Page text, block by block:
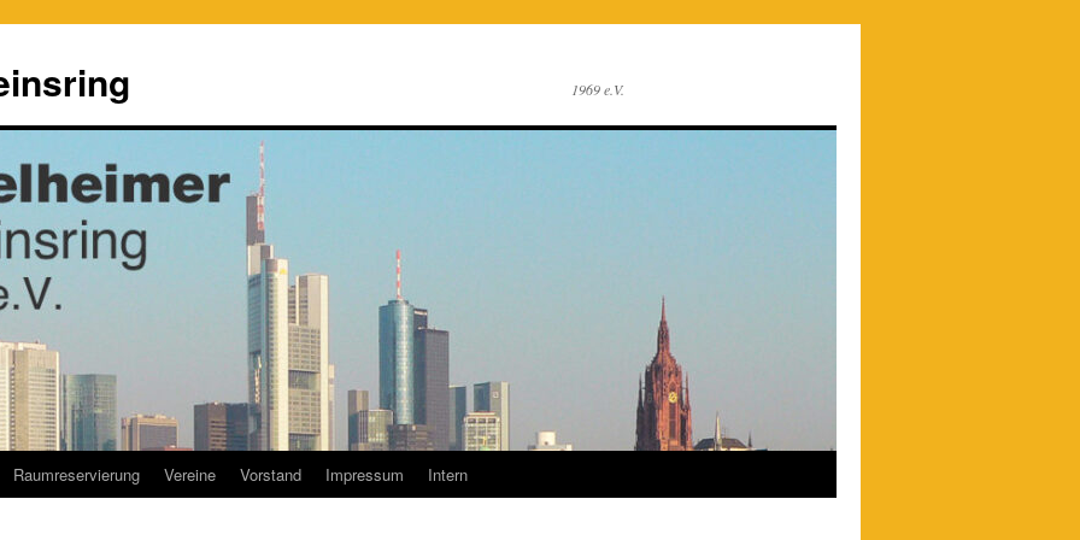
1969 e.V.
Raumreservierung Vereine Vorstand Impressum Intern